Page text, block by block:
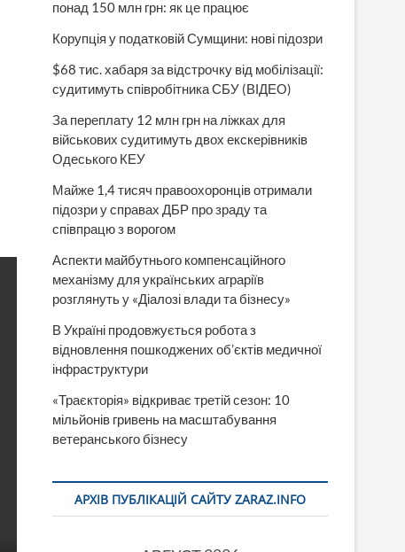
понад 150 млн грн: як це працює
Корупція у податковій Сумщини: нові підозри
$68 тис. хабаря за відстрочку від мобілізації:
судитимуть співробітника СБУ (ВІДЕО)
За переплату 12 млн грн на ліжках для
військових судитимуть двох екскерівників
Одеського КЕУ
Майже 1,4 тисяч правоохоронців отримали
підозри у справах ДБР про зраду та
співпрацю з ворогом
Аспекти майбутнього компенсаційного
механізму для українських аграріїв
розглянуть у «Діалозі влади та бізнесу»
В Україні продовжується робота з
відновлення пошкоджених об’єктів медичної
інфраструктури
«Траєкторія» відкриває третій сезон: 10
мільйонів гривень на масштабування
ветеранського бізнесу
АРХІВ ПУБЛІКАЦІЙ САЙТУ ZARAZ.INFO